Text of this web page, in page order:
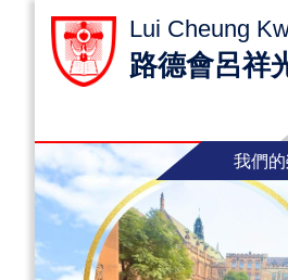
Lui Cheung
路德會呂祥
我們